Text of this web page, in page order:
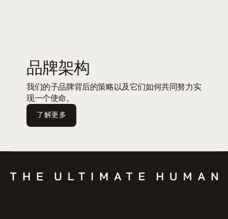
品牌架构
我们的子品牌背后的策略以及它们如何共同努力实
现一个使命。
了解更多